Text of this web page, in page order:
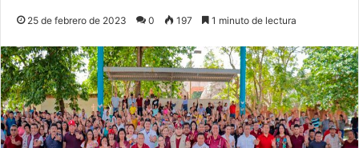
25 de febrero de 2023 0 197 1 minuto de lectura